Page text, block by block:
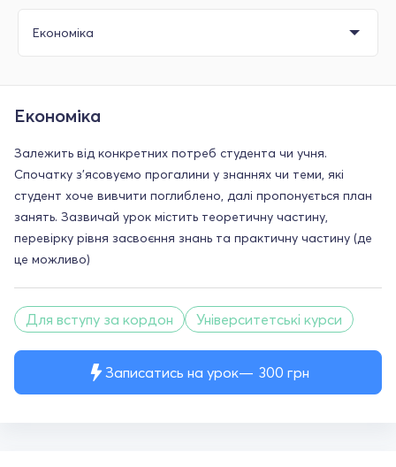
Записатись на урок 300 грн
Економіка
Залежить від конкретних потреб студента чи учня.
Спочатку з'ясовуємо прогалини у знаннях чи теми, які
студент хоче вивчити поглиблено, далі пропонується план
занять. Зазвичай урок містить теоретичну частину,
перевірку рівня засвоєння знань та практичну частину (де
це можливо)
Для вступу за кордон Університетські курси